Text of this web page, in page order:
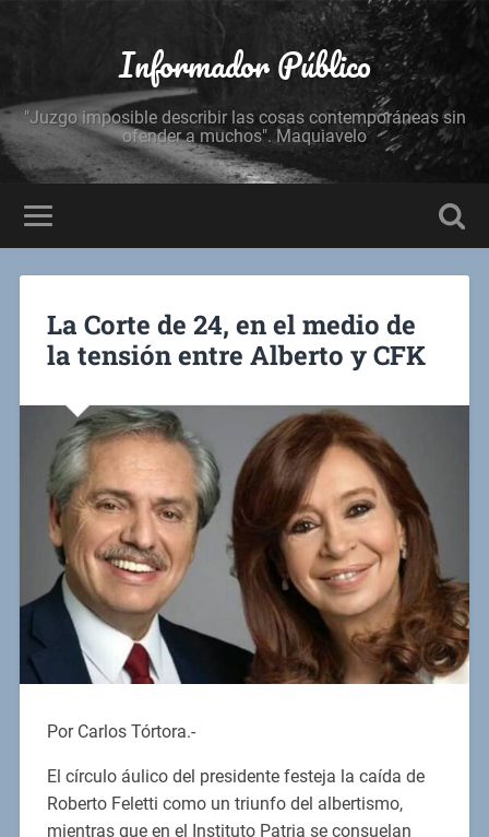
Informador Público
"Juzgo imposible describir las cosas contemporáneas sin
ofender a muchos". Maquiavelo
La Corte de 24, en el medio de
la tensión entre Alberto y CFK
Por Carlos Tórtora.-
El círculo áulico del presidente festeja la caída de
Roberto Feletti como un triunfo del albertismo,
mientras que en el Instituto Patria se consuelan